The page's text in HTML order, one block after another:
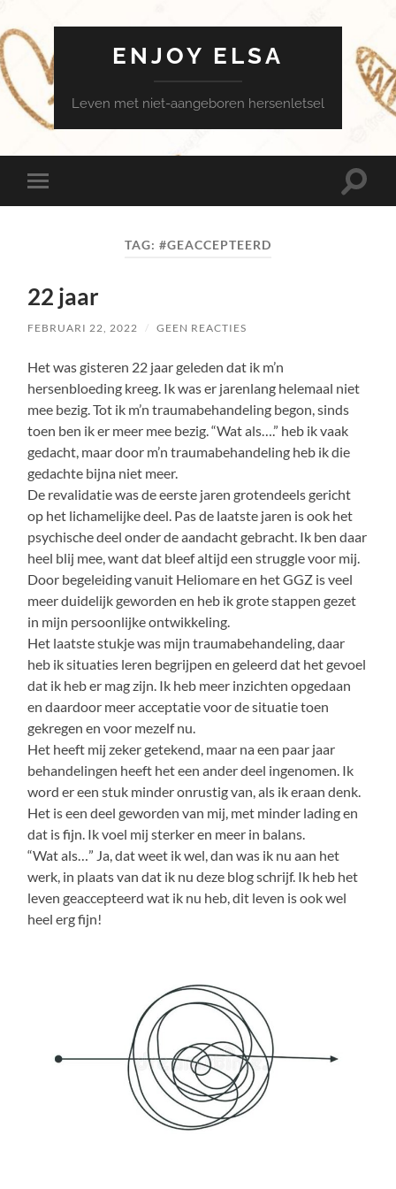
ENJOY ELSA
Leven met niet-aangeboren hersenletsel
Toggle
mobiel
Toggle
TAG: #GEACCEPTEERD
22 jaar
FEBRUARI 22, 2022 / GEEN REACTIES
Het was gisteren 22 jaar geleden dat ik m’n
hersenbloeding kreeg. Ik was er jarenlang helemaal niet
mee bezig. Tot ik m’n traumabehandeling begon, sinds
toen ben ik er meer mee bezig. “Wat als….” heb ik vaak
gedacht, maar door m’n traumabehandeling heb ik die
gedachte bijna niet meer.
De revalidatie was de eerste jaren grotendeels gericht
op het lichamelijke deel. Pas de laatste jaren is ook het
psychische deel onder de aandacht gebracht. Ik ben daar
heel blij mee, want dat bleef altijd een struggle voor mij.
Door begeleiding vanuit Heliomare en het GGZ is veel
meer duidelijk geworden en heb ik grote stappen gezet
in mijn persoonlijke ontwikkeling.
Het laatste stukje was mijn traumabehandeling, daar
heb ik situaties leren begrijpen en geleerd dat het gevoel
dat ik heb er mag zijn. Ik heb meer inzichten opgedaan
en daardoor meer acceptatie voor de situatie toen
gekregen en voor mezelf nu.
Het heeft mij zeker getekend, maar na een paar jaar
behandelingen heeft het een ander deel ingenomen. Ik
word er een stuk minder onrustig van, als ik eraan denk.
Het is een deel geworden van mij, met minder lading en
dat is fijn. Ik voel mij sterker en meer in balans.
“Wat als…” Ja, dat weet ik wel, dan was ik nu aan het
werk, in plaats van dat ik nu deze blog schrijf. Ik heb het
leven geaccepteerd wat ik nu heb, dit leven is ook wel
heel erg fijn!